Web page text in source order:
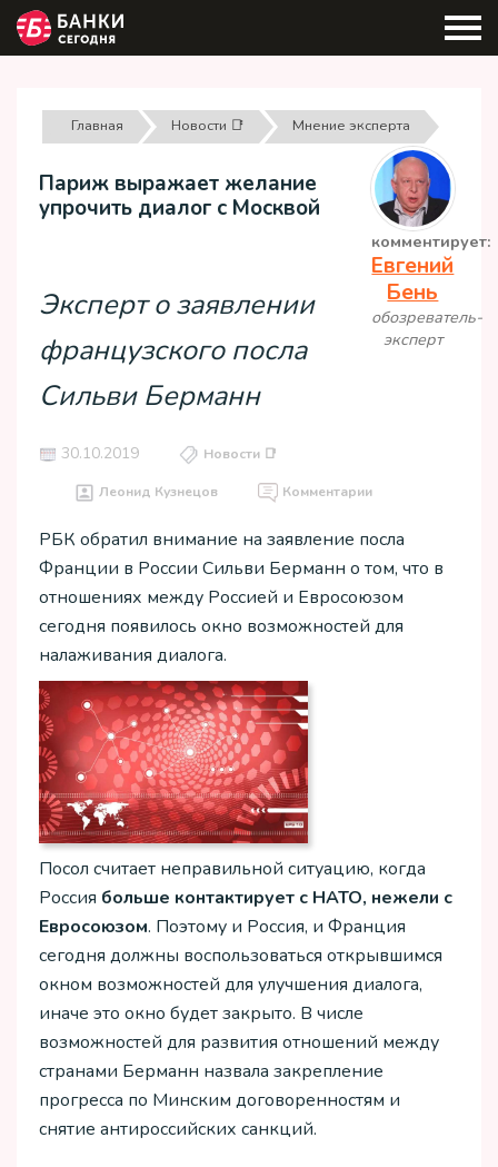
Главная Новости 📑 Мнение эксперта
Париж выражает желание
упрочить диалог с Москвой
Эксперт о заявлении
французского посла
Сильви Берманн
комментирует:
Евгений
Бень
обозреватель-
эксперт
30.10.2019 Новости 📑
Леонид Кузнецов Комментарии
РБК обратил внимание на заявление посла
Франции в России Сильви Берманн о том, что в
отношениях между Россией и Евросоюзом
сегодня появилось окно возможностей для
налаживания диалога.
Посол считает неправильной ситуацию, когда
Россия больше контактирует с НАТО, нежели с
Евросоюзом. Поэтому и Россия, и Франция
сегодня должны воспользоваться открывшимся
окном возможностей для улучшения диалога,
иначе это окно будет закрыто. В числе
возможностей для развития отношений между
странами Берманн назвала закрепление
прогресса по Минским договоренностям и
снятие антироссийских санкций.